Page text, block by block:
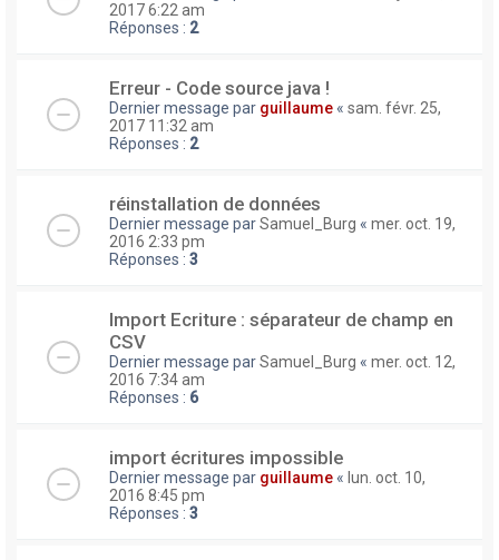
2017 6:22 am
Réponses : 2
Erreur - Code source java !
Dernier message par guillaume « sam. févr. 25,
2017 11:32 am
Réponses : 2
réinstallation de données
Dernier message parSamuel_Burg « mer. oct. 19,
2016 2:33 pm
Réponses : 3
Import Ecriture : séparateur de champ en
CSV
Dernier message parSamuel_Burg « mer. oct. 12,
2016 7:34 am
Réponses : 6
import écritures impossible
Dernier message par guillaume « lun. oct. 10,
2016 8:45 pm
Réponses : 3